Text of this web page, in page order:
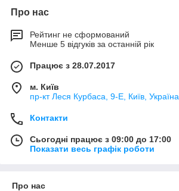
Про нас
Рейтинг не сформований
Менше 5 відгуків за останній рік
Працює з 28.07.2017
м. Київ
пр-кт Леся Курбаса, 9-Е, Київ, Україна
Контакти
Сьогодні працює з 09:00 до 17:00
Показати весь графік роботи
Про нас